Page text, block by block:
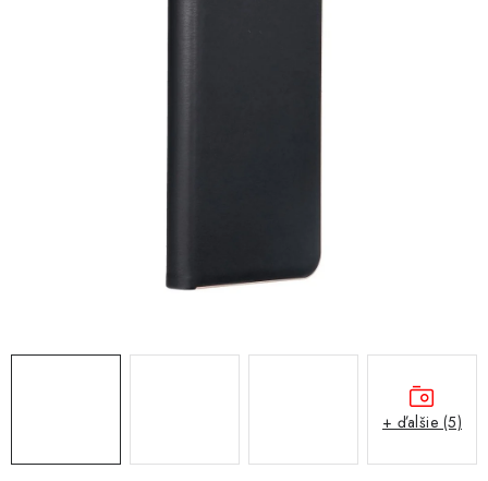
SLÚCHADLÁ, REPRODUKTORY A MIKROFÓNY
EXKLUZÍVNE ZNAČKY
+ ďalšie (5)